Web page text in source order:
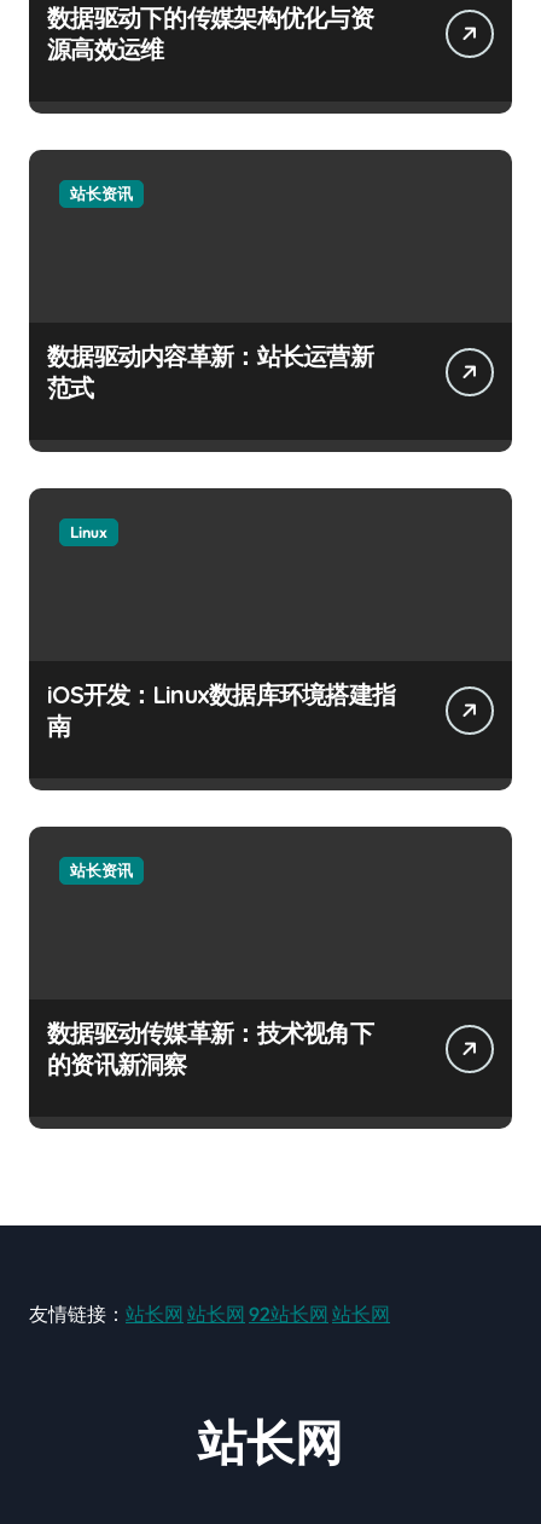
数据驱动下的传媒架构优化与资
源高效运维
站长资讯
数据驱动内容革新：站长运营新
范式
Linux
iOS开发：Linux数据库环境搭建指
南
站长资讯
数据驱动传媒革新：技术视角下
的资讯新洞察
友情链接： 站长网 站长网 92站长网 站长网
站长网